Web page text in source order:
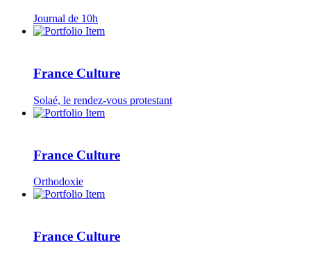
Journal de 10h
France Culture
Solaé, le rendez-vous protestant
France Culture
Orthodoxie
France Culture